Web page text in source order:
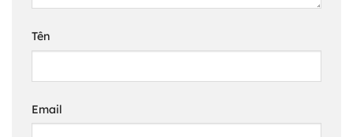
Tên
Email